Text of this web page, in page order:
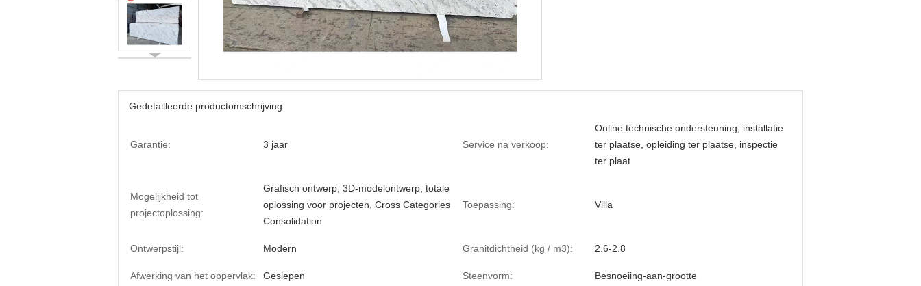
Gedetailleerde productomschrijving
Garantie: 3 jaar Service na verkoop:
Online technische ondersteuning, installatie
ter plaatse, opleiding ter plaatse, inspectie
ter plaat
Mogelijkheid tot
projectoplossing:
Grafisch ontwerp, 3D-modelontwerp, totale
oplossing voor projecten, Cross Categories
Consolidation
Toepassing: Villa
Ontwerpstijl: Modern Granitdichtheid (kg / m3): 2.6-2.8
Afwerking van het oppervlak: Geslepen Steenvorm: Besnoeiing-aan-grootte